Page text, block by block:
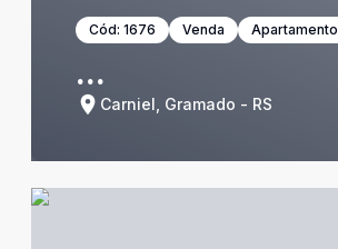
Cód: 1676 Venda Apartamento
...
Carniel, Gramado - RS